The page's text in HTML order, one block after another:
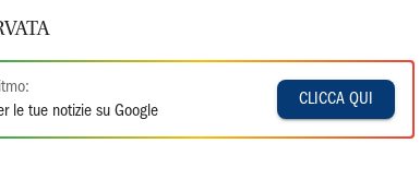
le tue notizie su Google
CLICCA QUI